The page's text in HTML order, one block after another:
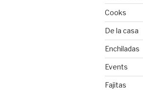
Cooks
De la casa
Enchiladas
Events
Fajitas